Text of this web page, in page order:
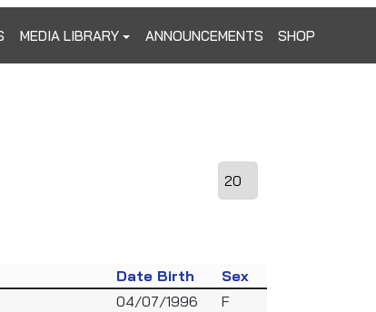
MEDIA LIBRARY ANNOUNCEMENTS SHOP
Date Birth
Sex
04/07/1996
F